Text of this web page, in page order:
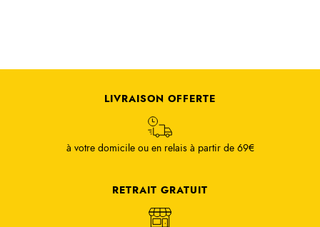
LIVRAISON OFFERTE
à votre domicile ou en relais à partir de 69€
RETRAIT GRATUIT